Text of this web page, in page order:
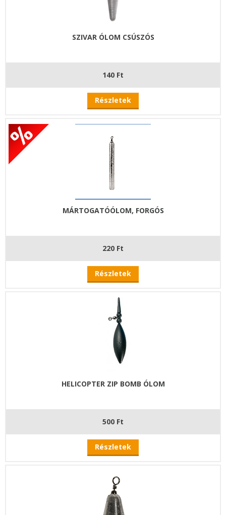
SZIVAR ÓLOM CSÚSZÓS
140 Ft
Részletek
MÁRTOGATÓÓLOM, FORGÓS
220 Ft
Részletek
HELICOPTER ZIP BOMB ÓLOM
500 Ft
Részletek